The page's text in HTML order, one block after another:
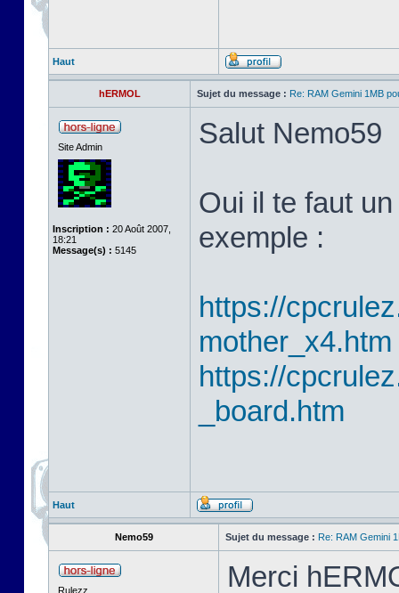
Haut
hERMOL Sujet du message : Re: RAM Gemini 1MB
Site Admin
Inscription : 20 Août 2007,
18:21
Message(s) : 5145
Salut Nemo59
Oui il te faut
exemple :
https://
mother_x4.htm
https://
_board.htm
Haut
Nemo59 Sujet du message : Re: RAM Gemini
Rulezz Merci